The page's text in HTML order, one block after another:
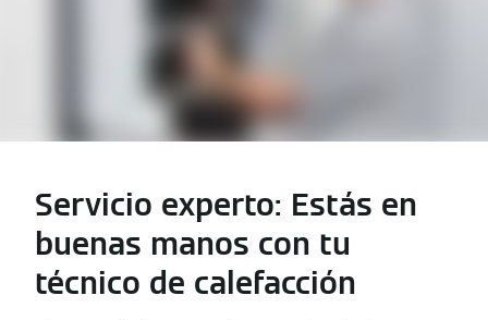
Servicio experto: Estás en
buenas manos con tu
técnico de calefacción